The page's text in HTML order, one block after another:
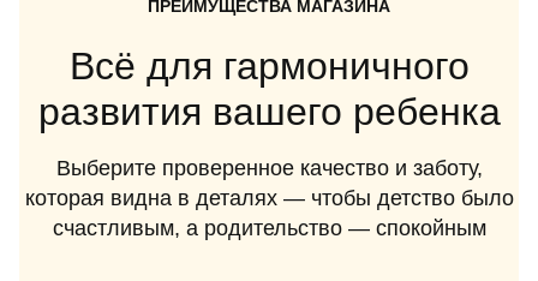
ПРЕИМУЩЕСТВА МАГАЗИНА
Всё для гармоничного
развития вашего ребенка
Выберите проверенное качество и заботу,
которая видна в деталях — чтобы детство было
счастливым, а родительство — спокойным